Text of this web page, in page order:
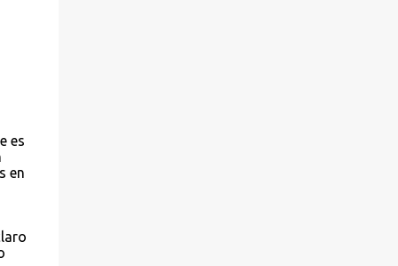
es
en